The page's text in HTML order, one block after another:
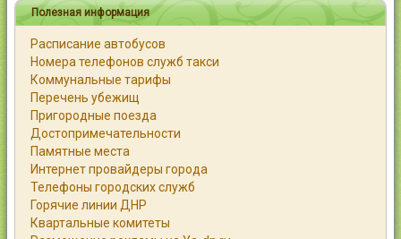
Город
Статьи
Каталог
Справочник
Работа
Объявления
Помощь
Полезная информация
Расписание автобусов
Номера телефонов служб такси
Коммунальные тарифы
Перечень убежищ
Пригородные поезда
Достопримечательности
Памятные места
Интернет провайдеры города
Телефоны городских служб
Горячие линии ДНР
Квартальные комитеты